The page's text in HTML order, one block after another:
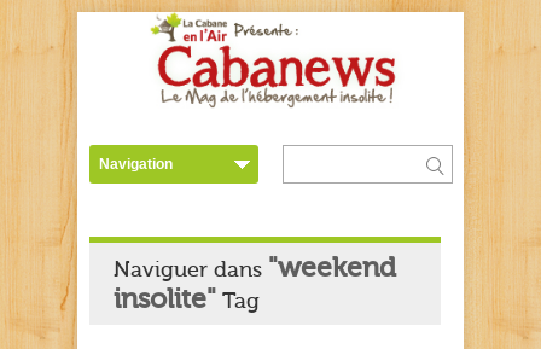
Naviguer dans "weekend
insolite" Tag